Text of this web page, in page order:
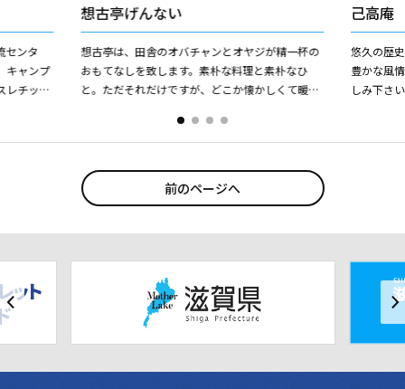
センタ
キャンプ
レチッ
想古亭げんない
想古亭は、田舎のオバチャンとオヤジが精一杯の
おもてなしを致します。素朴な料理と素朴なひ
と。ただそれだけですが、どこか懐かしくて暖か
りは、一日四組様だけに限ら...
己高庵
悠久の歴
豊かな風
しみ下さ
前のページへ